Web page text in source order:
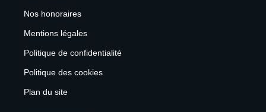
Nos honoraires
Mentions légales
Politique de confidentialité
Politique des cookies
Plan du site